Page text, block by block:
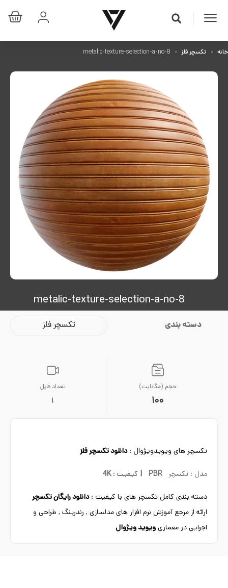
خانه تکسچر فلز
metalic-texture-selection-a-no-8
دسته بندی تکسچر فلز
حجم (مگابایت)
100
تعداد فایل
1
تکسچر های ویویدویژوال : دانلود تکسچر فلز
مدل : تکسچر PBR
| کیفیت :4K
دسته بندی کامل تکسچر های با کیفیت :دانلود رایگان تکسچر
ارائه از مرجع آموزش نرم افزار های مدلسازی , رندرینگ , طراحی و
اجرایی در معماریویوید ویژوال